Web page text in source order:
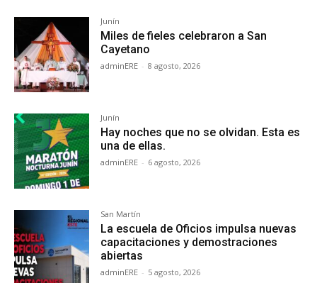
Junín
Miles de fieles celebraron a San
Cayetano
adminERE - 8 agosto, 2026
Junín
Hay noches que no se olvidan. Esta es
una de ellas.
adminERE - 6 agosto, 2026
San Martín
La escuela de Oficios impulsa nuevas
capacitaciones y demostraciones
abiertas
adminERE - 5 agosto, 2026